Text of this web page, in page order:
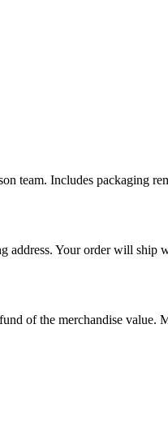
team. Includes packaging
Your order will ship
of the merchandise value.